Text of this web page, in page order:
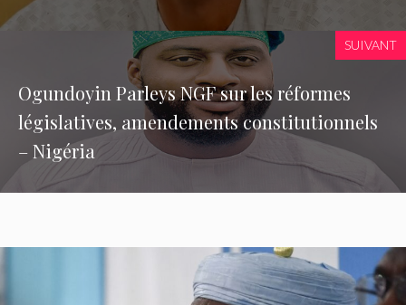
SUIVANT
Ogundoyin Parleys NGF sur les réformes
législatives, amendements constitutionnels
– Nigéria